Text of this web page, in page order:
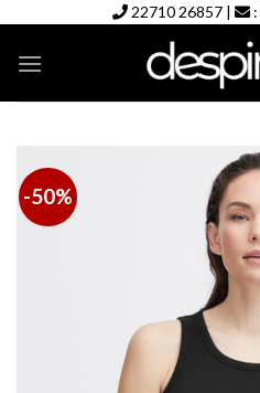
content
22710 26857 | :
-50%